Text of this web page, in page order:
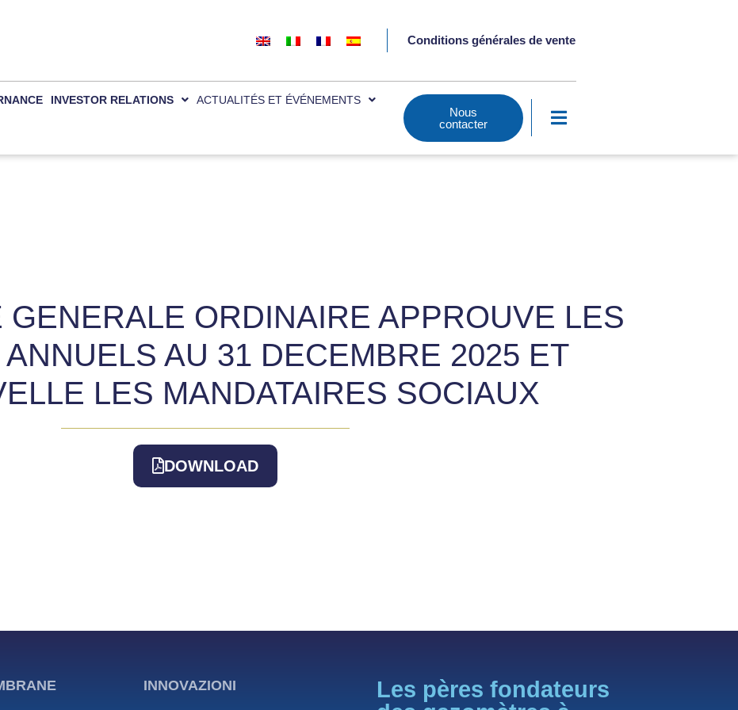
Conditions générales de vente
INVESTOR RELATIONS ACTUALITÉS ET ÉVÉNEMENTS
Nous
contacter
GENERALE ORDINAIRE APPROUVE LES
AU 31 DECEMBRE 2025 ET
LES MANDATAIRES SOCIAUX
DOWNLOAD
INNOVAZIONI
Les pères fondateurs
we are using or switch them off in